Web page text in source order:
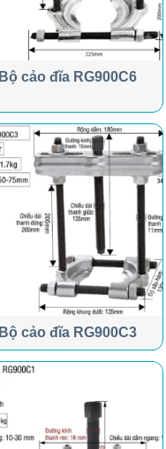
Bộ cảo đĩa RG900C6
Bộ cảo đĩa RG900C3